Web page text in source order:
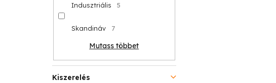
Indusztriális 5
Skandináv 7
Mutass többet
Kiszerelés